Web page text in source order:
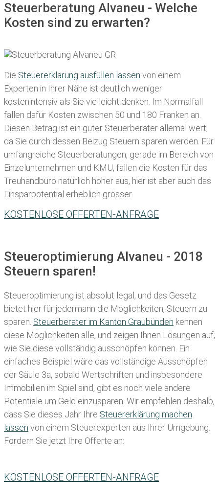
Steuerberatung Alvaneu - Welche
Kosten sind zu erwarten?
Die Steuererklärung ausfüllen lassen von einem
Experten in Ihrer Nähe ist deutlich weniger
kostenintensiv als Sie vielleicht denken. Im Normalfall
fallen dafür Kosten zwischen 50 und 180 Franken an.
Diesen Betrag ist ein guter Steuerberater allemal wert,
da Sie durch dessen Beizug Steuern sparen werden. Für
umfangreiche Steuerberatungen, gerade im Bereich von
Einzelunternehmen und KMU, fallen die Kosten für das
Treuhandbüro natürlich höher aus, hier ist aber auch das
Einsparpotential erheblich grösser.
KOSTENLOSE OFFERTEN-ANFRAGE
Steueroptimierung Alvaneu - 2018
Steuern sparen!
Steueroptimierung ist absolut legal, und das Gesetz
bietet hier für jedermann die Möglichkeiten, Steuern zu
sparen. Steuerberater im K anton Graubünden kennen
diese Möglichkeiten alle, und zeigen Ihnen Lösungen auf,
wie Sie diese vollständig ausschöpfen können. Ein
einfaches Beispiel wäre das vollständige Ausschöpfen
der Säule 3a, sobald Wertschriften und insbesondere
Immobilien im Spiel sind, gibt es noch viele andere
Potentiale um Geld einzusparen. Wir empfehlen deshalb,
dass Sie dieses Jahr Ihre Steuererklärung machen
lassen von einem Steuerexperten aus Ihrer Umgebung.
Fordern Sie jetzt Ihre Offerte an:
KOSTENLOSE OFFERTEN-ANFRAGE